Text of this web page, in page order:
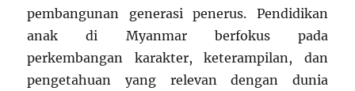
pembangunan generasi penerus. Pendidikan
anak di Myanmar berfokus pada
perkembangan karakter, keterampilan, dan
pengetahuan yang relevan dengan dunia